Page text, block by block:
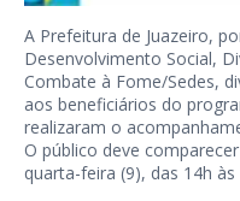
A Prefeitura de Juazeiro,
Desenvolvimento Social,
Combate à Fome/Sedes,
aos beneficiários do
realizaram o
O público deve
quarta-feira (9), das 14h às